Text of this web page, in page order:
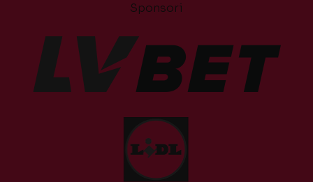
Sponsori